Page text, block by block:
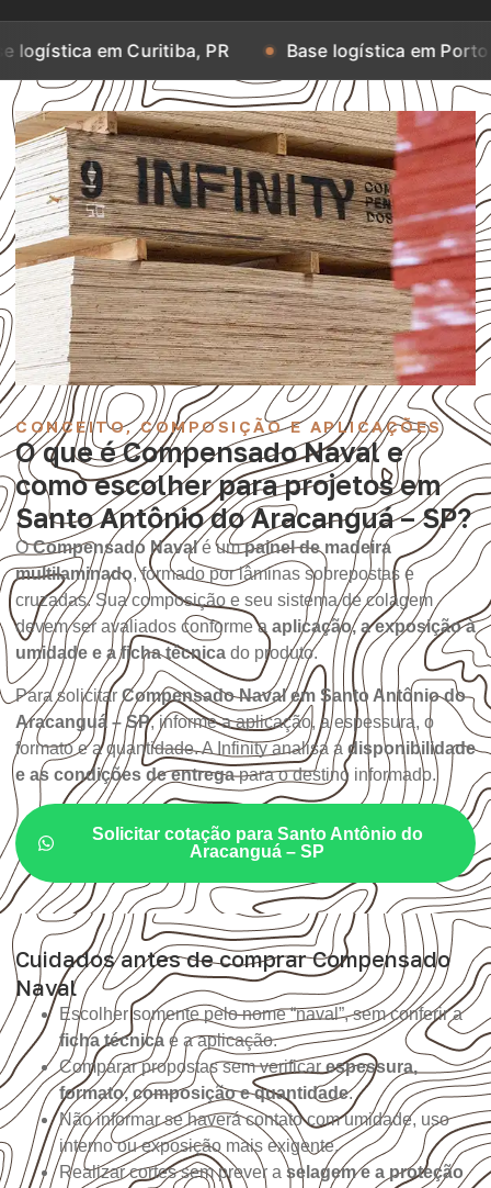
Curitiba, PR Base logística em Porto Alegre, RS
CONCEITO, COMPOSIÇÃO E APLICAÇÕES
O que é Compensado Naval e
como escolher para projetos em
Santo Antônio do Aracanguá – SP?
OCompensado Navalé umpainel de madeira
multilaminado, formado por lâminas sobrepostas e
cruzadas. Sua composição e seu sistema de colagem
devem ser avaliados conforme a aplicação, a exposição à
umidade e a ficha técnica do produto.
Para solicitar Compensado Naval em Santo Antônio do
Aracanguá – SP, informe a aplicação, a espessura, o
formato e a quantidade. A Infinity analisa a disponibilidade
e as condições de entregapara o destino informado.
Solicitar cotação para Santo Antônio do
Aracanguá – SP
Cuidados antes de comprar Compensado
Naval
Escolher somente pelo nome “naval”, sem conferir a
ficha técnica e a aplicação.
Comparar propostas sem verificar espessura,
formato, composição e quantidade.
Não informar se haverá contato com umidade, uso
interno ou exposição mais exigente.
Realizar cortes sem prever a selagem e a proteção